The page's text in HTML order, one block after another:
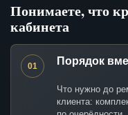
Понимаете, что
кабинета
01 Порядок
Что нужно до
клиента: